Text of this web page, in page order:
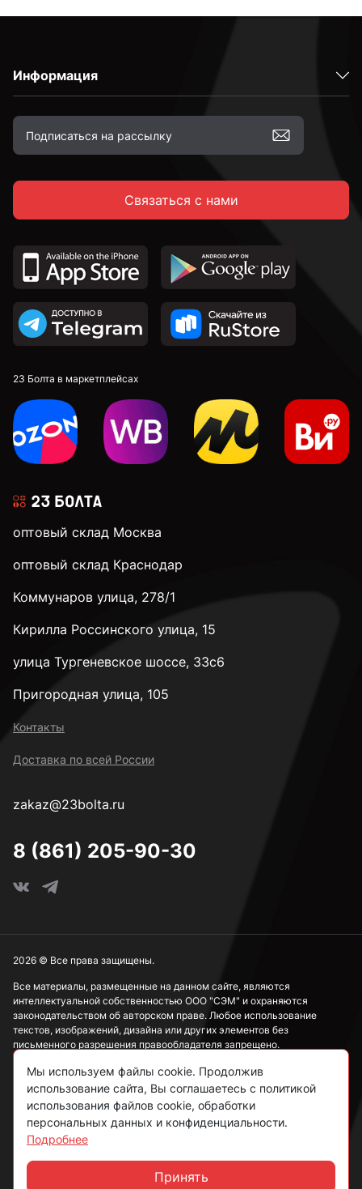
Информация
Связаться с нами
23 Болта в маркетплейсах
оптовый склад Москва
оптовый склад Краснодар
Коммунаров улица, 278/1
Кирилла Россинского улица, 15
улица Тургеневское шоссе, 33с6
Пригородная улица, 105
Контакты
Доставка по всей России
zakaz@23bolta.ru
8 (861) 205-90-30
Все материалы, размещенные на данном сайте, являются
интеллектуальной собственностью ООО "СЭМ" и охраняются
законодательством об авторском праве. Любое использование
текстов, изображений, дизайна или других элементов без
письменного разрешения правообладателя запрещено.
Информация, представленная на сайте, носит исключительно
ознакомительный характер и не может рассматриваться как
публичная оферта в соответствии со ст. 437 ГК РФ.
Политика конфиденциальности
Согласие на обработку данных
2026 © Все права защищены.
Мы используем файлы cookie. Продолжив
использование сайта, Вы соглашаетесь с политикой
использования файлов cookie, обработки
персональных данных и конфиденциальности.
Подробнее
Принять